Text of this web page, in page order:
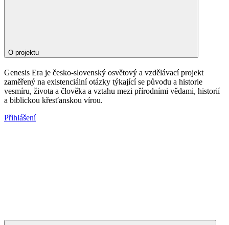
O projektu
Genesis Era je česko-slovenský osvětový a vzdělávací projekt
zaměřený na existenciální otázky týkající se původu a historie
vesmíru, života a člověka a vztahu mezi přírodními vědami, historií
a biblickou křesťanskou vírou.
Přihlášení